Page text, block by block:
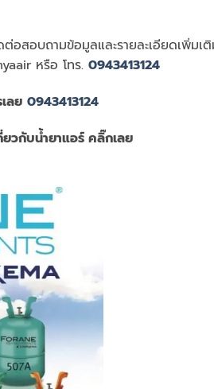
อสอบถามข้อมูลและรายละเอียดเพิ่มเ
หรือ โทร. 0943413124
ลย 0943413124
วกับน้ำยาแอร์ คลิ๊กเลย